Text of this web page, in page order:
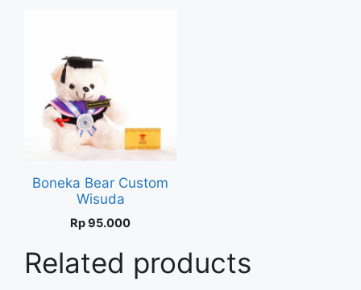
Boneka Bear Custom
Wisuda
Rp95.000
Related products